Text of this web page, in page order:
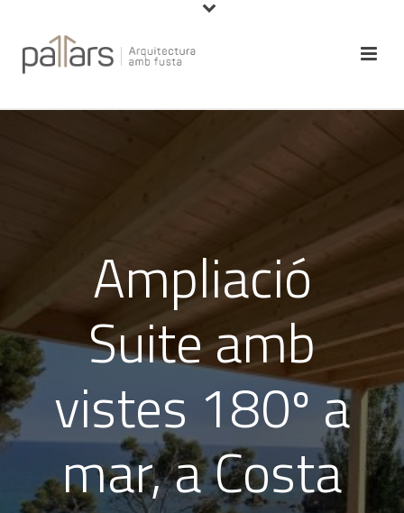
Ampliació
Suite amb
vistes 180º a
mar, a Costa